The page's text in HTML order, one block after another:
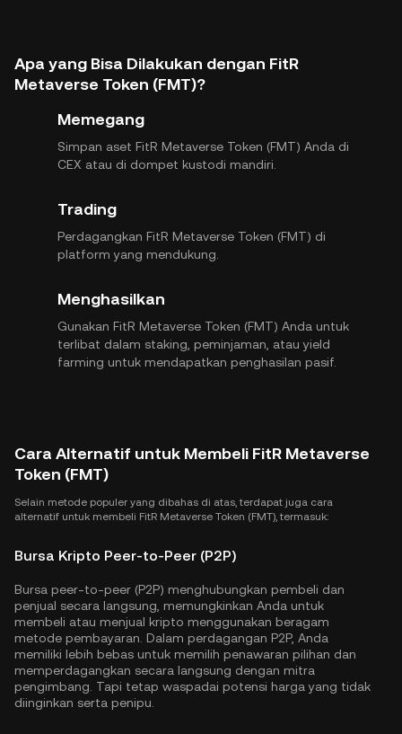
Apa yang Bisa Dilakukan dengan FitR
Metaverse Token (FMT)?
Memegang
Simpan aset FitR Metaverse Token (FMT) Anda di
CEX atau di dompet kustodi mandiri.
Trading
Perdagangkan FitR Metaverse Token (FMT) di
platform yang mendukung.
Menghasilkan
Gunakan FitR Metaverse Token (FMT) Anda untuk
terlibat dalam staking, peminjaman, atau yield
farming untuk mendapatkan penghasilan pasif.
Cara Alternatif untuk Membeli FitR Metaverse
Token (FMT)
Selain metode populer yang dibahas di atas, terdapat juga cara
alternatif untuk membeli FitR Metaverse Token (FMT), termasuk:
Bursa Kripto Peer-to-Peer (P2P)
Bursa peer-to-peer (P2P) menghubungkan pembeli dan
penjual secara langsung, memungkinkan Anda untuk
membeli atau menjual kripto menggunakan beragam
metode pembayaran. Dalam perdagangan P2P, Anda
memiliki lebih bebas untuk memilih penawaran pilihan dan
memperdagangkan secara langsung dengan mitra
pengimbang. Tapi tetap waspadai potensi harga yang tidak
diinginkan serta penipu.